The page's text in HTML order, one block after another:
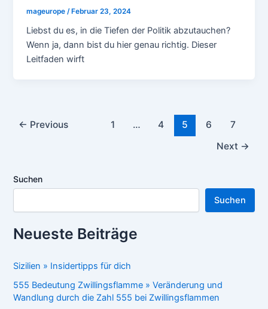
mageurope /Februar 23, 2024
Liebst du es, in die Tiefen der Politik abzutauchen?
Wenn ja, dann bist du hier genau richtig. Dieser
Leitfaden wirft
Post← Previous 1 … 4 5 6
7
Next →
Suchen
Suchen
Neueste Beiträge
Sizilien » Insidertipps für dich
555 Bedeutung Zwillingsflamme » Veränderung und
Wandlung durch die Zahl 555 bei Zwillingsflammen